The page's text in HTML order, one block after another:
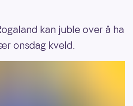
kan juble over å ha
onsdag kveld.